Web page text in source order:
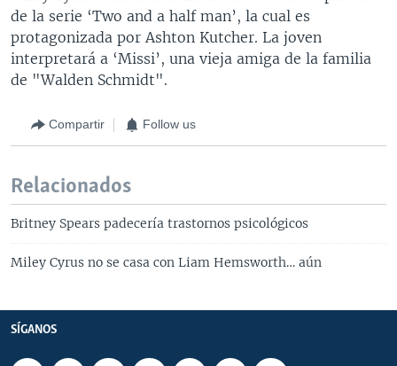
de la serie ‘Two and a half man’, la cual es
protagonizada por Ashton Kutcher. La joven
interpretará a ‘Missi’, una vieja amiga de la familia
de "Walden Schmidt".
Compartir Follow us
Relacionados
Britney Spears padecería trastornos psicológicos
Miley Cyrus no se casa con Liam Hemsworth… aún
SÍGANOS